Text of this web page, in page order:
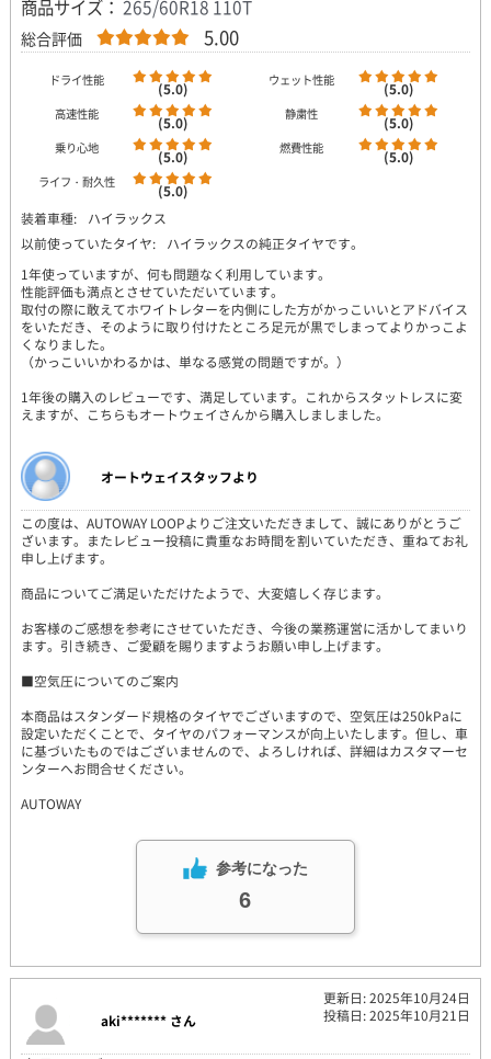
商品サイズ： 265/60R18 110T
総合評価 5.00
ドライ性能 (5.0) ウェット性能 (5.0)
高速性能 (5.0) 静粛性 (5.0)
乗り心地 (5.0) 燃費性能 (5.0)
ライフ・耐久性
(5.0)
装着車種:
ハイラックス
以前使っていたタイヤ:
ハイラックスの純正タイヤです。
1年使っていますが、何も問題なく利用しています。
性能評価も満点とさせていただいています。
取付の際に敢えてホワイトレターを内側にした方がかっこいいとアドバイス
をいただき、そのように取り付けたところ足元が黒でしまってよりかっこよ
くなりました。
（かっこいいかわるかは、単なる感覚の問題ですが。）
1年後の購入のレビューです、満足しています。これからスタットレスに変
えますが、こちらもオートウェイさんから購入しましました。
オートウェイスタッフより
この度は、AUTOWAY LOOPよりご注文いただきまして、誠にありがとうご
ざいます。またレビュー投稿に貴重なお時間を割いていただき、重ねてお礼
申し上げます。
商品についてご満足いただけたようで、大変嬉しく存じます。
お客様のご感想を参考にさせていただき、今後の業務運営に活かしてまいり
ます。引き続き、ご愛顧を賜りますようお願い申し上げます。
■空気圧についてのご案内
本商品はスタンダード規格のタイヤでございますので、空気圧は250kPaに
設定いただくことで、タイヤのパフォーマンスが向上いたします。但し、車
に基づいたものではございませんので、よろしければ、詳細はカスタマーセ
ンターへお問合せください。
AUTOWAY
参考になった
6
更新日: 2025年10月24日
投稿日: 2025年10月21日
aki******* さん